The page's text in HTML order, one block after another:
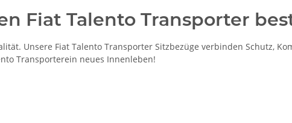
Fiat Talento Transporter
Unsere Fiat Talento Transporter Sitzbezüge verbinden Schutz,
Transporterein neues Innenleben!